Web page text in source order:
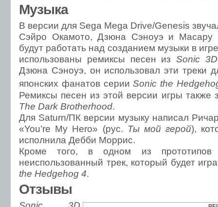
Музыка
В версии для Sega Mega Drive/Genesis
Сэйро Окамото, Дзюна Сэноуэ и Масару
будут работать над созданием музыки в
использованы ремиксы песен из Sonic 3D
Дзюна Сэноуэ, он использовал эти треки
японских фанатов серииSonic the
Ремиксы песен из этой версии игры также
The Dark Brotherhood.
Для Saturn/ПК версии музыку написал
«You’re My Hero» (рус. Ты мой герой),
исполнила Дебби Моррис.
Кроме того, в одном из
неиспользованный трек, который будет
the Hedgehog 4.
Отзывы